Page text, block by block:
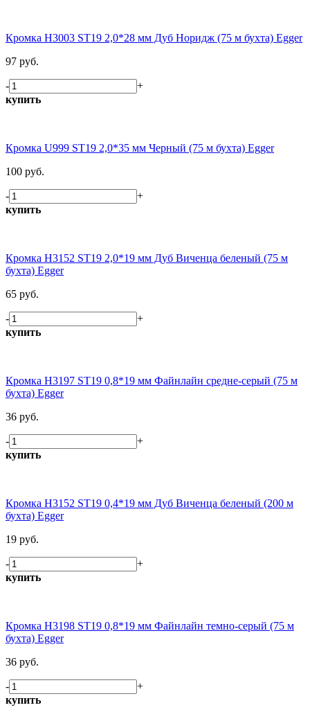
Кромка H3003 ST19 2,0*28 мм Дуб Норидж (75 м бухта) Egger
97 руб.
-
+
купить
Кромка U999 ST19 2,0*35 мм Черный (75 м бухта) Egger
100 руб.
-
+
купить
Кромка H3152 ST19 2,0*19 мм Дуб Виченца беленый (75 м
бухта) Egger
65 руб.
-
+
купить
Кромка H3197 ST19 0,8*19 мм Файнлайн средне-серый (75 м
бухта) Egger
36 руб.
-
+
купить
Кромка H3152 ST19 0,4*19 мм Дуб Виченца беленый (200 м
бухта) Egger
19 руб.
-
+
купить
Кромка H3198 ST19 0,8*19 мм Файнлайн темно-серый (75 м
бухта) Egger
36 руб.
-
+
купить